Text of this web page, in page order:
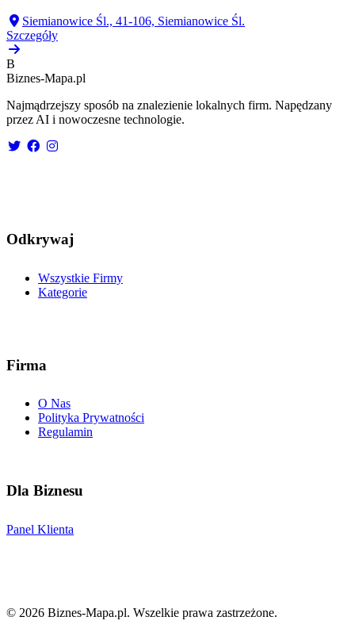
Siemianowice Śl., 41-106, Siemianowice Śl.
Szczegóły
B
Biznes-Mapa.pl
Najmądrzejszy sposób na znalezienie lokalnych firm. Napędzany
przez AI i nowoczesne technologie.
Odkrywaj
Wszystkie Firmy
Kategorie
Firma
O Nas
Polityka Prywatności
Regulamin
Dla Biznesu
Panel Klienta
© 2026 Biznes-Mapa.pl. Wszelkie prawa zastrzeżone.